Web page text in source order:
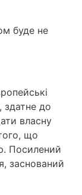
буде не
здатне до
власну
що
Посилений
заснований